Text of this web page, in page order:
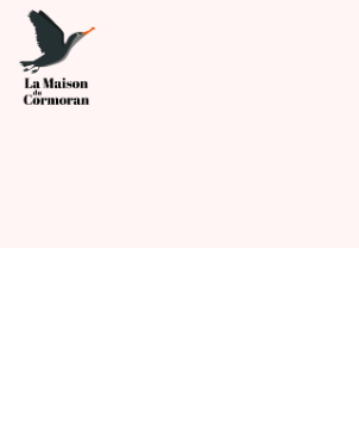
Se rendre au contenu